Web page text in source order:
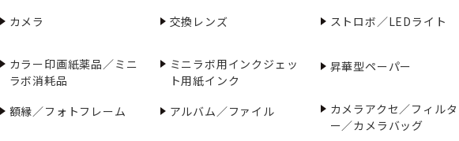
カメラ 交換レンズ ストロボ／LEDライト
カラー印画紙薬品／ミニ
ラボ消耗品
ミニラボ用インクジェッ
ト用紙インク
昇華型ペーパー
額縁／フォトフレーム
アルバム／ファイル
カメラアクセ／フィルタ
ー／カメラバッグ